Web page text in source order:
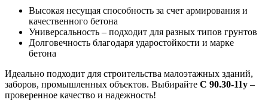
Высокая несущая способность за счет армирования и
качественного бетона
Универсальность – подходит для разных типов грунтов
Долговечность благодаря ударостойкости и марке
бетона
Идеально подходит для строительства малоэтажных зданий,
заборов, промышленных объектов. Выбирайте С 90.30-11у –
проверенное качество и надежность!